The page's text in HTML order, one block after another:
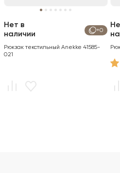
+0
Нет в
наличии
Рюкзак текстильный Anekke 41585-
021